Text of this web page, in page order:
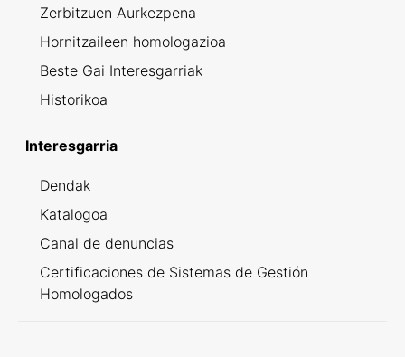
Zerbitzuen Aurkezpena
Hornitzaileen homologazioa
Beste Gai Interesgarriak
Historikoa
Interesgarria
Dendak
Katalogoa
Canal de denuncias
Certificaciones de Sistemas de Gestión
Homologados